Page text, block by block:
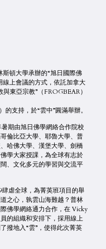
頓大學承辦的“旭日國際佛
線上會議的方式，依託加拿大
東亞宗教”（FROGBEAR）
的支持，於“雲中”圓滿舉辦。
期由旭日佛學網絡合作院校
倫比亞大學、耶魯大學、普
哈佛大學、漢堡大學、劍橋
學大家授課，為全球有志於
、文化多元的學習與交流平
虐全球，為菁英班項目的舉
之心，孰雲山海難越？普林
佛學網絡通力合作，在 Vicky
的組織和安排下，採用線上
撥地入“雲”，使得此次菁英